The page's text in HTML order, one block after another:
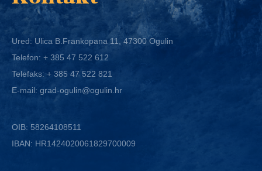
Ured: Ulica B.Frankopana 11, 47300 Ogulin
Telefon: + 385 47 522 612
Telefaks: + 385 47 522 821
E-mail: grad-ogulin@ogulin.hr
OIB: 58264108511
IBAN: HR1424020061829700009